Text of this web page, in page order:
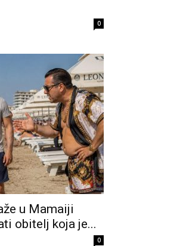
0
u Mamaiji
obitelj koja je...
0